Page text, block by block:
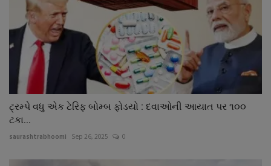
ટ્રમ્પે વધુ એક ટેરિફ બોમ્બ ફોડયો : દવાઓની આયાત પર ૧૦૦
ટકા...
saurashtrabhoomi Sep 26, 2025 0